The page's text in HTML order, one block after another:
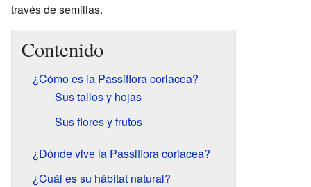
través de semillas.
Contenido
¿Cómo es la Passiflora coriacea?
Sus tallos y hojas
Sus flores y frutos
¿Dónde vive la Passiflora coriacea?
¿Cuál es su hábitat natural?